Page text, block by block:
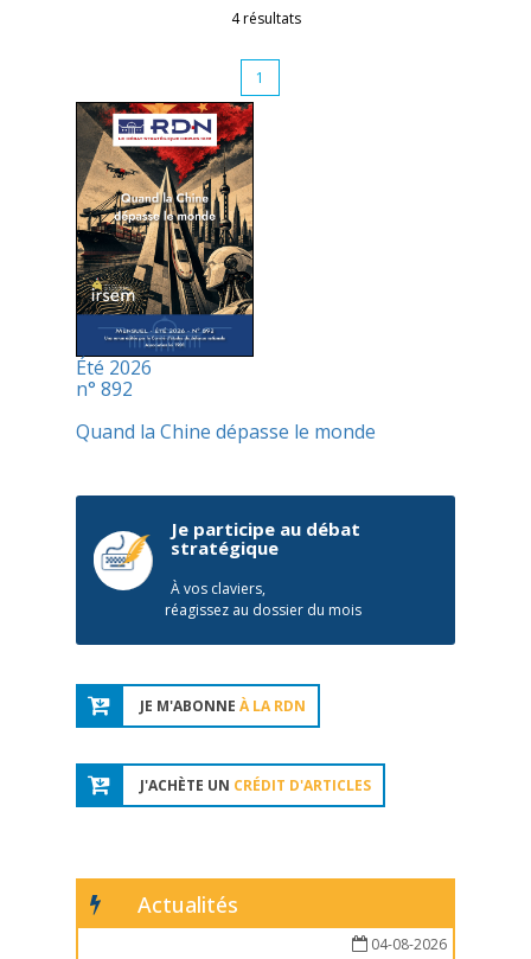
4 résultats
1
Été 2026
n° 892
Quand la Chine dépasse le monde
Je participe au débat
stratégique
À vos claviers,
réagissez au dossier du mois
JE M'ABONNE À LA RDN
J'ACHÈTE UN CRÉDIT D'ARTICLES
Actualités
04-08-2026